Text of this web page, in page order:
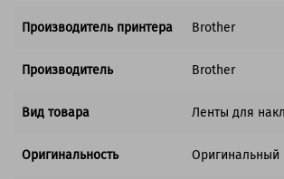
Производитель принтера Brother
Производитель Brother
Вид товара Ленты для
Оригинальность Оригинальный